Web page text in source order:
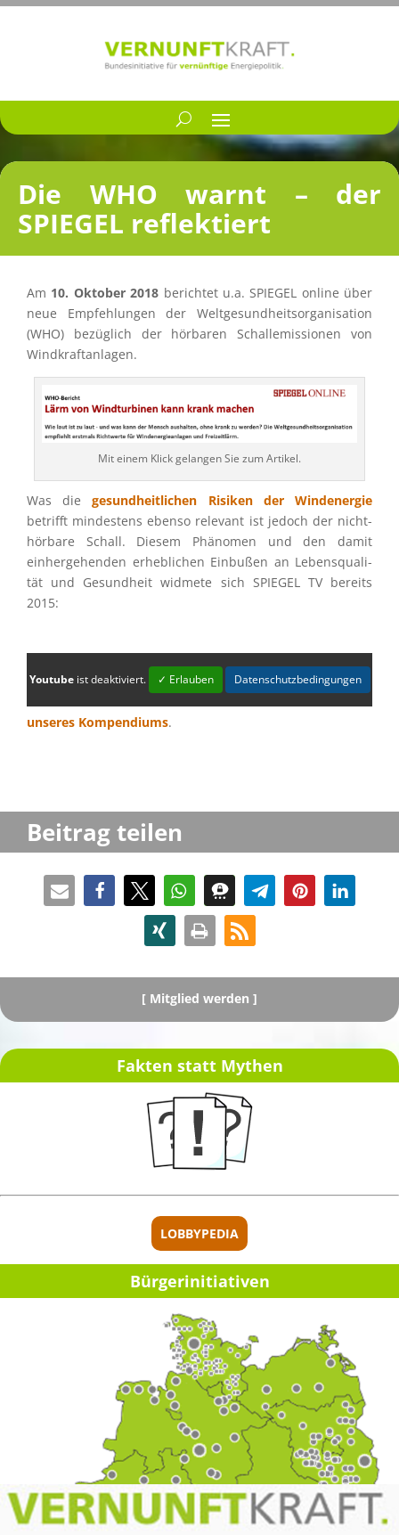
Die WHO warnt – der
SPIEGEL reflektiert
Am 10. Oktober 2018 berich­tet u.a. SPIEGEL online über
neue Empfeh­lun­gen der Weltge­sund­heits­or­ga­ni­sa­tion
(WHO) bezüg­lich der hörba­ren Schall­emis­sio­nen von
Windkraftanlagen.
Mit einem Klick gelan­gen Sie zum Artikel.
Was diegesund­heit­li­chen Risiken der Windener­gie
betrifft mindes­tens ebenso relevant ist jedoch der nicht-
hörbare Schall. Diesem Phäno­men und den damit
einher­ge­hen­den erheb­li­chen Einbu­ßen an Lebens­qua­li­
tät und Gesund­heit widmete sich SPIEGEL TV bereits
2015:
Youtubeist deaktiviert. ✓ Erlauben Datenschutzbedingungen
Eine Verbes­se­rung des Gesund­heits­schut­zes lässt seither
unseres Kompen­di­ums.
Beitrag teilen
[ Mitglied werden ]
[ Spenden ]
Fakten statt Mythen
LOBBYPEDIA
Bürger­initia­ti­ven